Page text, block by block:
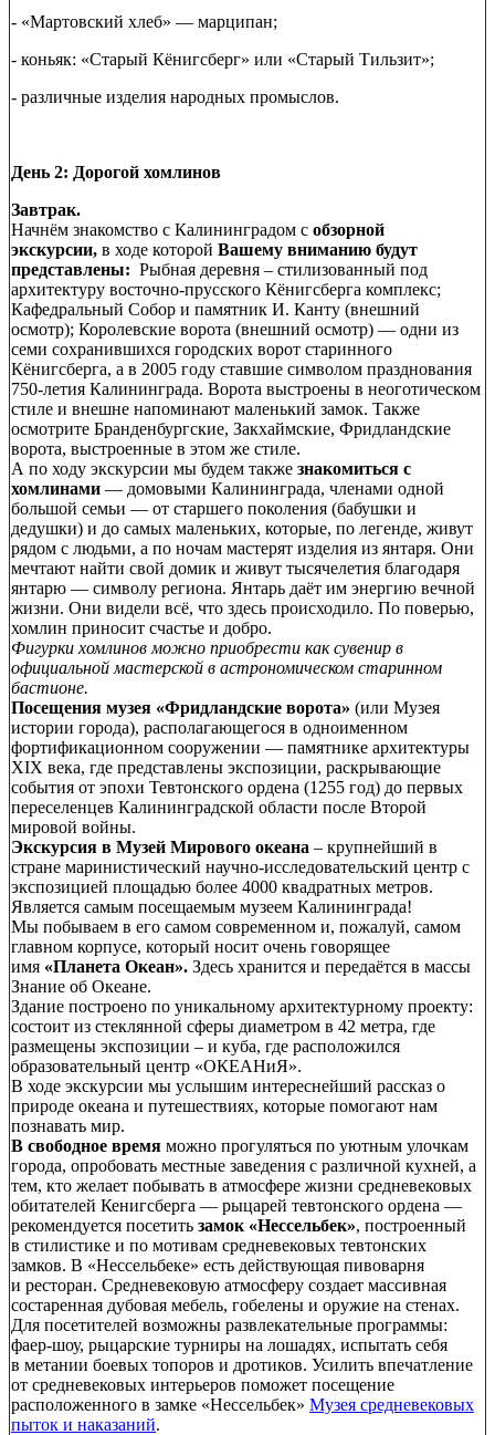
- «Мартовский хлеб» — марципан;
- коньяк: «Старый Кёнигсберг» или «Старый Тильзит»;
- различные изделия народных промыслов.
День 2: Дорогой хомлинов
Завтрак.
Начнём знакомство с Калининградом с обзорной
экскурсии, в ходе которой Вашему вниманию будут
представлены: Рыбная деревня – стилизованный под
архитектуру восточно-прусского Кёнигсберга комплекс;
Кафедральный Собор и памятник И. Канту (внешний
осмотр); Королевские ворота (внешний осмотр) — одни из
семи сохранившихся городских ворот старинного
Кёнигсберга, а в 2005 году ставшие символом празднования
750-летия Калининграда. Ворота выстроены в неоготическом
стиле и внешне напоминают маленький замок. Также
осмотрите Бранденбургские, Закхаймские, Фридландские
ворота, выстроенные в этом же стиле.
А по ходу экскурсии мы будем также знакомиться с
хомлинами — домовыми Калининграда, членами одной
большой семьи — от старшего поколения (бабушки и
дедушки) и до самых маленьких, которые, по легенде, живут
рядом с людьми, а по ночам мастерят изделия из янтаря. Они
мечтают найти свой домик и живут тысячелетия благодаря
янтарю — символу региона. Янтарь даёт им энергию вечной
жизни. Они видели всё, что здесь происходило. По поверью,
хомлин приносит счастье и добро.
Фигурки хомлинов можно приобрести как сувенир в
официальной мастерской в астрономическом старинном
бастионе.
Посещения музея «Фридландские ворота» (или Музея
истории города), располагающегося в одноименном
фортификационном сооружении — памятнике архитектуры
XIX века, где представлены экспозиции, раскрывающие
события от эпохи Тевтонского ордена (1255 год) до первых
переселенцев Калининградской области после Второй
мировой войны.
Экскурсия в Музей Мирового океана – крупнейший в
стране маринистический научно-исследовательский центр с
экспозицией площадью более 4000 квадратных метров.
Является самым посещаемым музеем Калининграда!
Мы побываем в его самом современном и, пожалуй, самом
главном корпусе, который носит очень говорящее
имя «Планета Океан». Здесь хранится и передаётся в массы
Знание об Океане.
Здание построено по уникальному архитектурному проекту:
состоит из стеклянной сферы диаметром в 42 метра, где
размещены экспозиции – и куба, где расположился
образовательный центр «ОКЕАНиЯ».
В ходе экскурсии мы услышим интереснейший рассказ о
природе океана и путешествиях, которые помогают нам
познавать мир.
В свободное время можно прогуляться по уютным улочкам
города, опробовать местные заведения с различной кухней, а
тем, кто желает побывать в атмосфере жизни средневековых
обитателей Кенигсберга — рыцарей тевтонского ордена —
рекомендуется посетить замок «Нессельбек», построенный
в стилистике и по мотивам средневековых тевтонских
замков. В «Нессельбеке» есть действующая пивоварня
и ресторан. Средневековую атмосферу создает массивная
состаренная дубовая мебель, гобелены и оружие на стенах.
Для посетителей возможны развлекательные программы:
фаер-шоу, рыцарские турниры на лошадях, испытать себя
в метании боевых топоров и дротиков. Усилить впечатление
от средневековых интерьеров поможет посещение
расположенного в замке «Нессельбек» Музея средневековых
пыток и наказаний.